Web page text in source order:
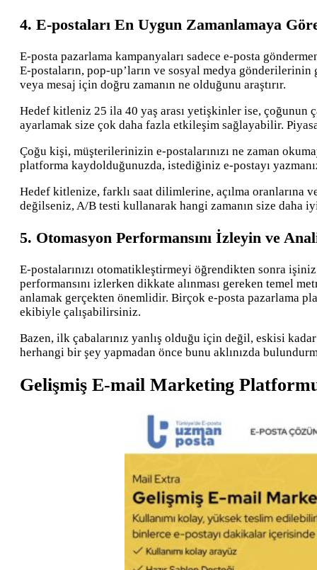
4. E-postaları En Uygun Zamanlamaya
E-posta pazarlama kampanyaları sadece e-posta
E-postaların, pop-up’ların ve sosyal medya
veya mesaj için doğru zamanın ne olduğunu araştırır.
Hedef kitleniz 25 ila 40 yaş arası yetişkinler ise, çoğunun
ayarlamak size çok daha fazla etkileşim sağlayabilir.
Çoğu kişi, müşterilerinizin e-postalarınızı ne zaman
platforma kaydolduğunuzda, istediğiniz e-postayı
Hedef kitlenize, farklı saat dilimlerine, açılma oranlarına
değilseniz, A/B testi kullanarak hangi zamanın size daha
5. Otomasyon Performansını İzleyin ve
E-postalarınızı otomatikleştirmeyi öğrendikten sonra
performansını izlerken dikkate alınması gereken temel
anlamak gerçekten önemlidir. Birçok e-posta pazarlama
ekibiyle çalışabilirsiniz.
Bazen, ilk çabalarınız yanlış olduğu için değil, eskisi
herhangi bir şey yapmadan önce bunu aklınızda
Gelişmiş E-mail Marketing